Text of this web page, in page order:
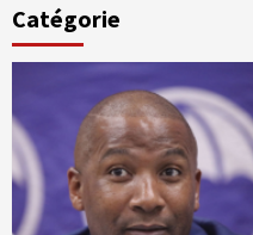
Catégorie